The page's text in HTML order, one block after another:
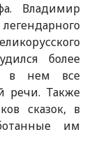
Владимир
более
в нем все
речи. Также
сказок, в
им